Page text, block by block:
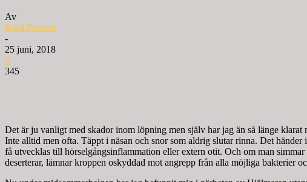
Av
Eskil Persson
-
25 juni, 2018
0
345
Det är ju vanligt med skador inom löpning men själv har jag än så länge
Inte alltid men ofta. Täppt i näsan och snor som aldrig slutar rinna. Det
få utvecklas till hörselgångsinflammation eller extern otit. Och om man
deserterar, lämnar kroppen oskyddad mot angrepp från alla möjliga bakterier